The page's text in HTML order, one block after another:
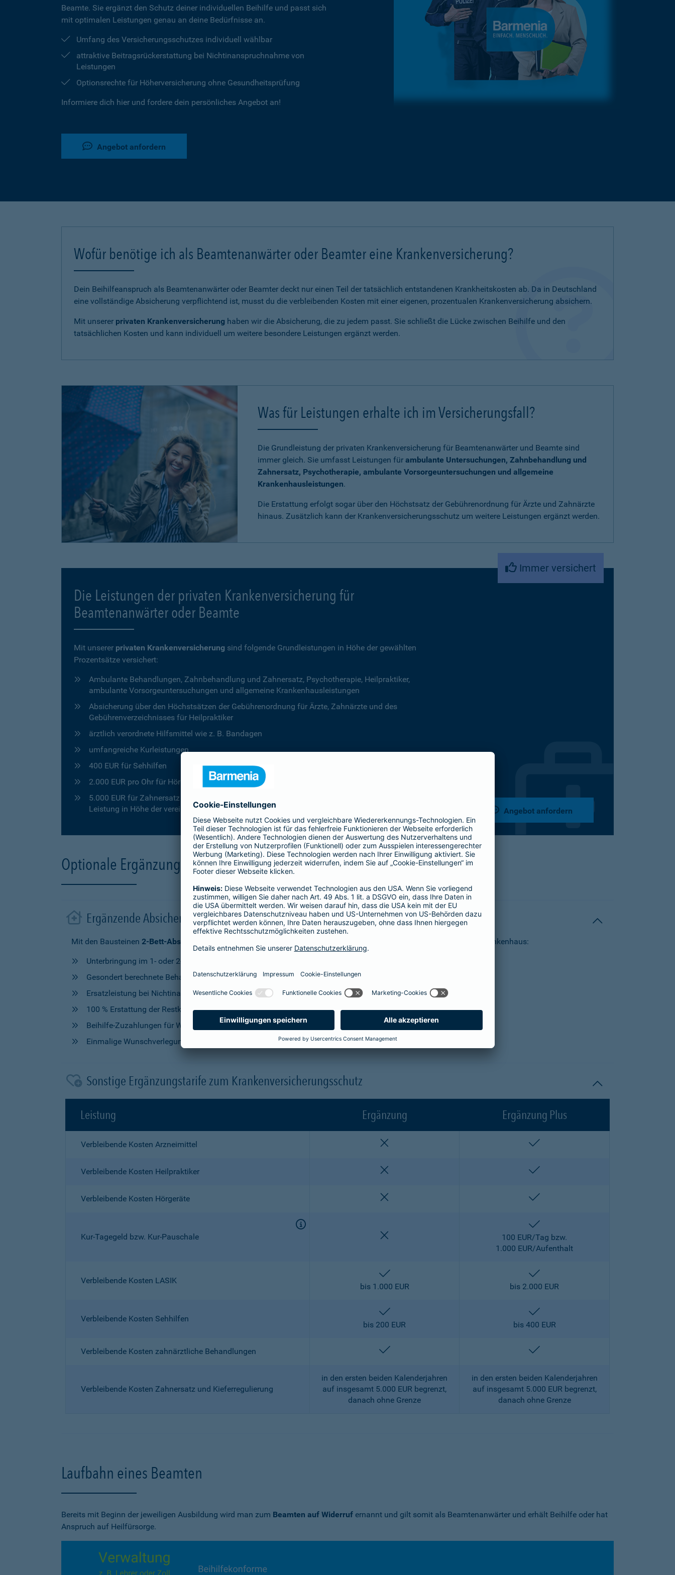
Beamte. Sie ergänzt den Schutz deiner individuellen Beihilfe und passt sich
mit optimalen Leistungen genau an deine Bedürfnisse an.
Umfang des Versicherungsschutzes individuell wählbar
attraktive Beitragsrückerstattung bei Nichtinanspruchnahme von
Leistungen
Optionsrechte für Höherversicherung ohne Gesundheitsprüfung
Informiere dich hier und fordere dein persönliches Angebot an!
Angebot anfordern
Wofür benötige ich als Beamtenanwärter oder Beamter eine Krankenversicherung?
Dein Beihilfeanspruch als Beamtenanwärter oder Beamter deckt nur einen Teil der tatsächlich entstandenen Krankheitskosten ab. Da in Deutschland
eine vollständige Absicherung verpflichtend ist, musst du die verbleibenden Kosten mit einer eigenen, prozentualen Krankenversicherung absichern.
Mit unserer privaten Krankenversicherung haben wir die Absicherung, die zu jedem passt. Sie schließt die Lücke zwischen Beihilfe und den
tatsächlichen Kosten und kann individuell um weitere besondere Leistungen ergänzt werden.
Was für Leistungen erhalte ich im Versicherungsfall?
Die Grundleistung der privaten Krankenversicherung für Beamtenanwärter und Beamte sind
immer gleich. Sie umfasst Leistungen für ambulante Untersuchungen, Zahnbehandlung und
Zahnersatz, Psychotherapie, ambulante Vorsorgeuntersuchungen und allgemeine
Krankenhausleistungen.
Die Erstattung erfolgt sogar über den Höchstsatz der Gebührenordnung für Ärzte und Zahnärzte
hinaus. Zusätzlich kann der Krankenversicherungsschutz um weitere Leistungen ergänzt werden.
Immer versichert
Die Leistungen der privaten Krankenversicherung für
Beamtenanwärter oder Beamte
Mit unserer privaten Krankenversicherung sind folgende Grundleistungen in Höhe der gewählten
Prozentsätze versichert:
Ambulante Behandlungen, Zahnbehandlung und Zahnersatz, Psychotherapie, Heilpraktiker,
ambulante Vorsorgeuntersuchungen und allgemeine Krankenhausleistungen
Absicherung über den Höchstsätzen der Gebührenordnung für Ärzte, Zahnärzte und des
Gebührenverzeichnisses für Heilpraktiker
ärztlich verordnete Hilfsmittel wie z. B. Bandagen
umfangreiche Kurleistungen
400 EUR für Sehhilfen
2.000 EUR pro Ohr für Hörgeräte
5.000 EUR für Zahnersatz in den ersten beiden Kalenderjahren, ab dem dritten Jahr ist die
Leistung in Höhe der vereinbarten Prozentstufe unbegrenzt
Angebot anfordern
Optionale Ergänzungen für deine Krankenversicherung
Ergänzende Absicherung im Krankenhaus
Mit den Bausteinen 2-Bett-Absicherung sicherst du dir zusätzlich folgende Leistungen im Krankenhaus:
Unterbringung im 1- oder 2-Bettzimmer (je nach gewähltem Baustein)
Gesondert berechnete Behandlung durch einen Arzt oder eine Ärztin der Wahl ("Chefarztbehandlung")
Ersatzleistung bei Nichtinanspruchnahme der Wahlleistungen
100 % Erstattung der Restkosten, nach Vorleistung der Beihilfe
Beihilfe-Zuzahlungen für Wahlleistungen
Einmalige Wunschverlegung
Sonstige Ergänzungstarife zum Krankenversicherungsschutz
Leistung Ergänzung Ergänzung Plus
Verbleibende Kosten Arzneimittel
Verbleibende Kosten Heilpraktiker
Verbleibende Kosten Hörgeräte
Kur-Tagegeld bzw. Kur-Pauschale
100 EUR/Tag bzw.
1.000 EUR/Aufenthalt
Verbleibende Kosten LASIK
enthalten
bis 1.000 EUR
bis 2.000 EUR
Verbleibende Kosten Sehhilfen
enthalten
bis 200 EUR
bis 400 EUR
Verbleibende Kosten zahnärztliche Behandlungen enthalten
Verbleibende Kosten Zahnersatz und Kieferregulierung
in den ersten beiden Kalenderjahren
auf insgesamt 5.000 EUR begrenzt,
danach ohne Grenze
in den ersten beiden Kalenderjahren
auf insgesamt 5.000 EUR begrenzt,
danach ohne Grenze
Laufbahn eines Beamten
Bereits mit Beginn der jeweiligen Ausbildung wird man zum Beamten auf Widerruf ernannt und gilt somit als Beamtenanwärter und erhält Beihilfe oder hat
Anspruch auf Heilfürsorge.